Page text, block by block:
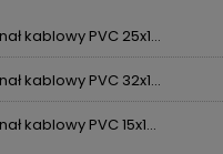
kablowy PVC 25x1...
kablowy PVC 32x1...
kablowy PVC 15x1...